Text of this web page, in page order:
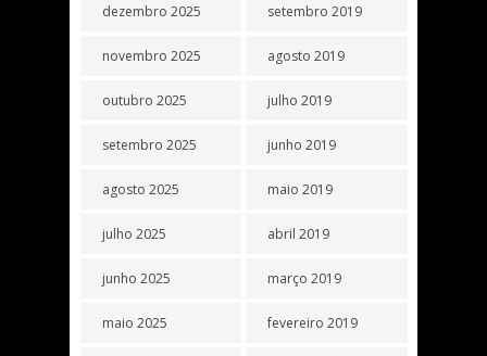
dezembro 2025
novembro 2025
outubro 2025
setembro 2025
agosto 2025
julho 2025
junho 2025
maio 2025
setembro 2019
agosto 2019
julho 2019
junho 2019
maio 2019
abril 2019
março 2019
fevereiro 2019